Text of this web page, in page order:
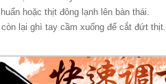
hoặc thịt đông lạnh lên bàn thái.
lại ghì tay cầm xuống để cắt đứt thịt.